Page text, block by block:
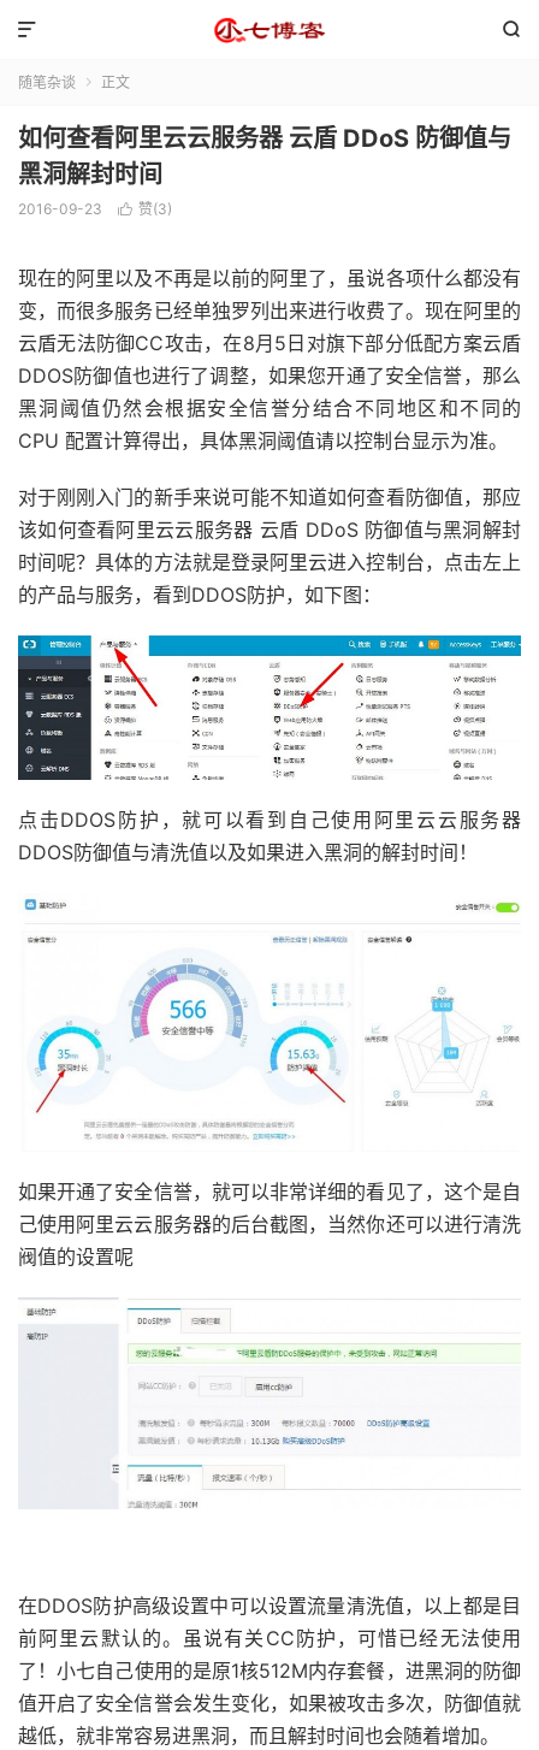


随笔杂谈  正文
如何查看阿里云云服务器 云盾 DDoS 防御值与
黑洞解封时间
2016-09-23  赞(3)
现在的阿里以及不再是以前的阿里了，虽说各项什么都没有
变，而很多服务已经单独罗列出来进行收费了。现在阿里的
云盾无法防御CC攻击，在8月5日对旗下部分低配方案云盾
DDOS防御值也进行了调整，如果您开通了安全信誉，那么
黑洞阈值仍然会根据安全信誉分结合不同地区和不同的
CPU 配置计算得出，具体黑洞阈值请以控制台显示为准。
对于刚刚入门的新手来说可能不知道如何查看防御值，那应
该如何查看阿里云云服务器 云盾 DDoS 防御值与黑洞解封
时间呢？具体的方法就是登录阿里云进入控制台，点击左上
的产品与服务，看到DDOS防护，如下图：
点击DDOS防护，就可以看到自己使用阿里云云服务器
DDOS防御值与清洗值以及如果进入黑洞的解封时间！
如果开通了安全信誉，就可以非常详细的看见了，这个是自
己使用阿里云云服务器的后台截图，当然你还可以进行清洗
阀值的设置呢
在DDOS防护高级设置中可以设置流量清洗值，以上都是目
前阿里云默认的。虽说有关CC防护，可惜已经无法使用
了！小七自己使用的是原1核512M内存套餐，进黑洞的防御
值开启了安全信誉会发生变化，如果被攻击多次，防御值就
越低，就非常容易进黑洞，而且解封时间也会随着增加。